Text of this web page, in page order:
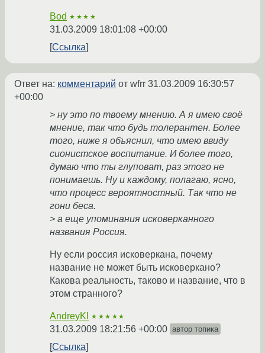
Bod ★★★★
31.03.2009 18:01:08 +00:00
Ссылка
Ответ на: комментарий от wfrr 31.03.2009 16:30:57
+00:00
> ну это по твоему мнению. А я имею своё
мнение, так что будь толерантен. Более
того, ниже я объяснил, что имею ввиду
сионистское воспитание. И более того,
думаю что ты глуповат, раз этого не
понимаешь. Ну и каждому, полагаю, ясно,
что процесс вероятностный. Так что не
гони беса.
> а еще упоминания исковерканного
названия Россия.
Ну если россия исковеркана, почему
название не может быть исковеркано?
Какова реальность, таково и название, что в
этом странного?
AndreyKl ★★★★★
31.03.2009 18:21:56 +00:00 автор топика
Ссылка